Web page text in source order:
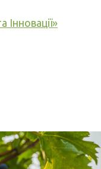
Інновації»